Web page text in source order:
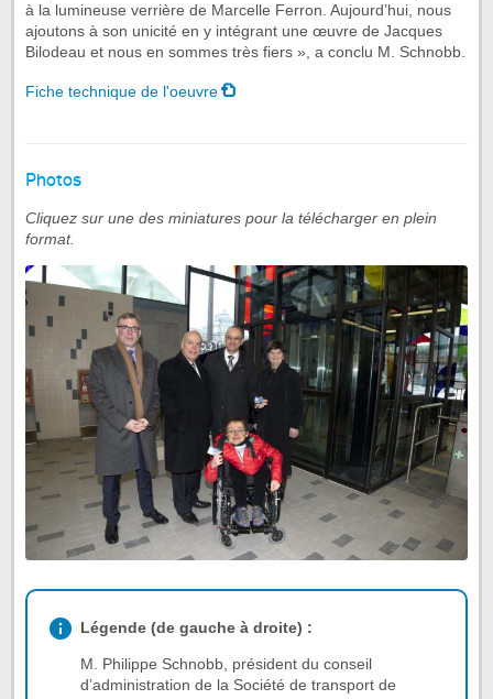
à la lumineuse verrière de Marcelle Ferron. Aujourd’hui, nous
ajoutons à son unicité en y intégrant une œuvre de Jacques
Bilodeau et nous en sommes très fiers », a conclu M. Schnobb.
Fiche technique de l'oeuvre
Photos
Cliquez sur une des miniatures pour la télécharger en plein
format.
Légende (de gauche à droite) :
M. Philippe Schnobb, président du conseil
d’administration de la Société de transport de